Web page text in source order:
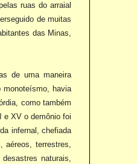
ruas do arraial
de muitas
das Minas,
de uma maneira
monoteísmo, havia
como também
e XV o demônio foi
infernal, chefiada
aéreos, terrestres,
naturais,